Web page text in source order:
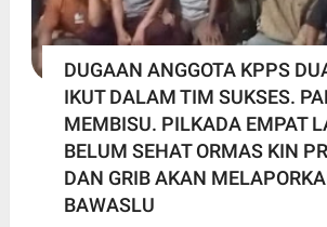
DUGAAN ANGGOTA KPPS
IKUT DALAM TIM SUKSES.
MEMBISU. PILKADA EMPAT
BELUM SEHAT ORMAS KIN
DAN GRIB AKAN
BAWASLU